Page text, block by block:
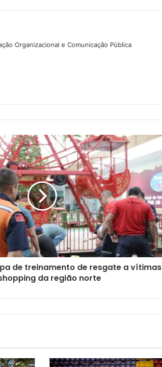
Organizacional e Comunicação Pública
de treinamento de resgate a vítimas
da região norte